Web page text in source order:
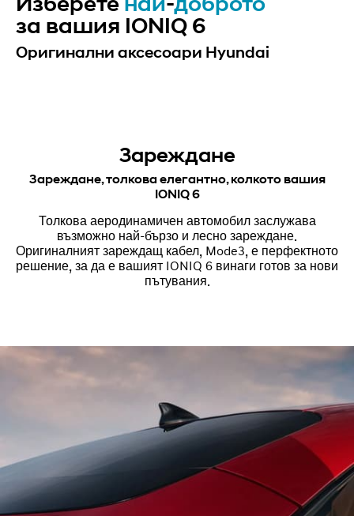
за вашия IONIQ 6
Оригинални аксесоари Hyundai
Зареждане
Зареждане, толкова елегантно, колкото вашия
IONIQ 6
Толкова аеродинамичен автомобил заслужава
възможно най-бързо и лесно зареждане.
Оригиналният зареждащ кабел, Mode3, е перфектното
решение, за да е вашият IONIQ 6 винаги готов за нови
пътувания.